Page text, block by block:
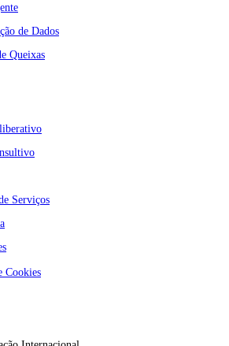
de Dados
Queixas
Serviços
Cookies